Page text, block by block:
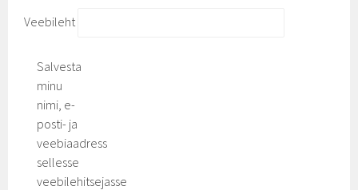
Veebileht
Salvesta
minu
nimi, e-
posti- ja
veebiaadress
sellesse
veebilehitsejasse